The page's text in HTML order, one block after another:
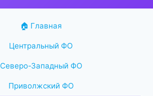
🏠 Главная
Центральный ФО
Северо-Западный ФО
Приволжский ФО